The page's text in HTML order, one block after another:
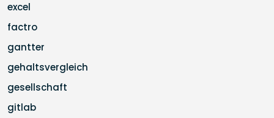
excel
factro
gantter
gehaltsvergleich
gesellschaft
gitlab